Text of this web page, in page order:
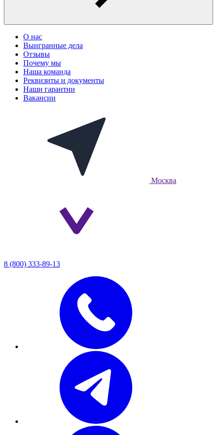
О нас
Выигранные дела
Отзывы
Почему мы
Наша команда
Реквизиты и документы
Наши гарантии
Вакансии
Москва
8 (800) 333-89-13